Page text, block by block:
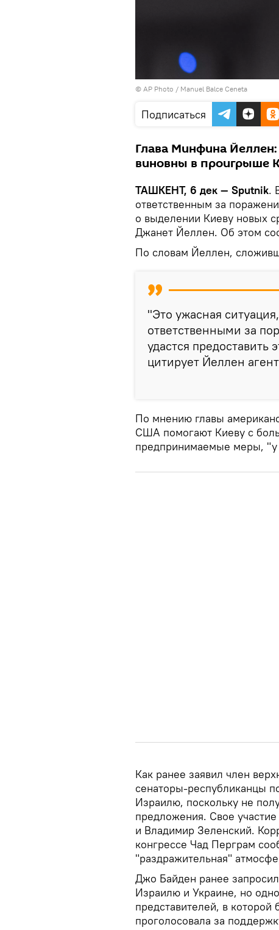
© AP Photo / Manuel Balce Ceneta
Подписаться
Глава Минфина
виновны в проигрыше
ТАШКЕНТ, 6 дек — Sputnik.
ответственным за
о выделении Киеву новых
Джанет Йеллен. Об этом
По словам Йеллен,
"Это ужасная
ответственными за
удастся
цитирует Йеллен
По мнению главы
США помогают Киеву с
предпринимаемые меры, "у
Как ранее заявил член
сенаторы-республиканцы
Израилю, поскольку не
предложения. Свое
и Владимир Зеленский.
конгрессе Чад Перграм
"раздражительная"
Джо Байден ранее
Израилю и Украине, но
представителей, в
проголосовала за